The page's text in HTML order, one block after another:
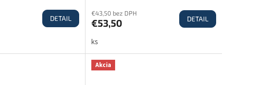
DETAIL
€43,50 bez DPH
€53,50 DETAIL
ks
Akcia